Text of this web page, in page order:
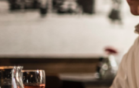
Rechtsbijstand
Rechtbijstandverzekering
Bedrijfscontinuïteit